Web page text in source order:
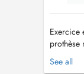
Exercice
prothèse
Orale et
See all